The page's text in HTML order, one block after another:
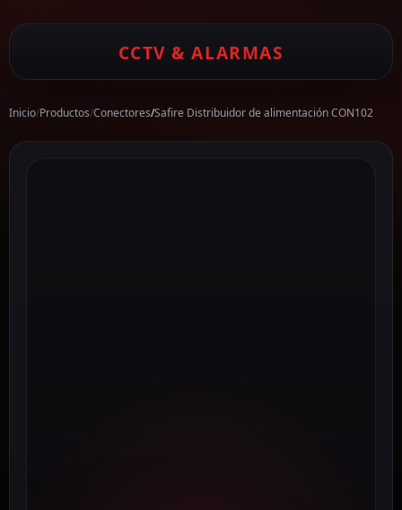
CCTV & ALARMAS
Inicio/Productos/Conectores/Safire Distribuidor de alimentación CON102